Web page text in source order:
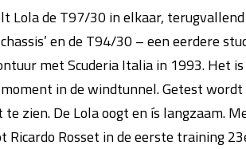
Lola de T97/30 in elkaar,
en de T94/30 – een eerdere
met Scuderia Italia in 1993. Het
in de windtunnel. Getest
te zien. De Lola oogt en ís langzaam.
Ricardo Rosset in de eerste training